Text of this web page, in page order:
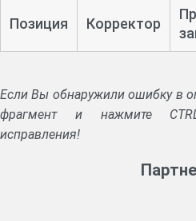
Позиция Корректор
Если Вы обнаружили ошибку в
фрагмент и нажмите
исправления!